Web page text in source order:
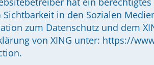
in den Sozialen
zum Datenschutz und dem
von XING unter: https://